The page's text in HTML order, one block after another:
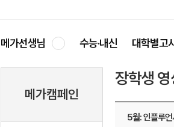
메가선생님 수능·내신 대학별고
메가캠페인
장학생
5월: 인플루언